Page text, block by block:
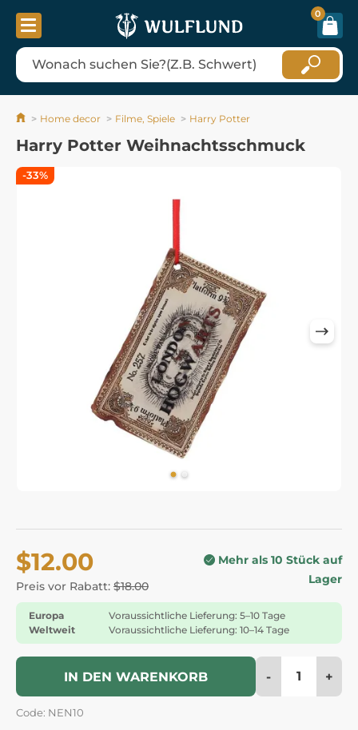
0
Home decor Filme, Spiele Harry Potter
Harry Potter Weihnachtsschmuck
$12.00
Preis vor Rabatt: $18.00
Mehr als 10 Stück auf
Lager
Europa
Voraussichtliche Lieferung: 5–10 Tage
Weltweit
Voraussichtliche Lieferung: 10–14 Tage
IN DEN WARENKORB - +
Code: NEN10
-33%